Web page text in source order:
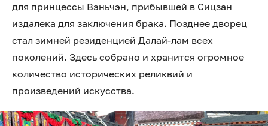
для принцессы Вэньчэн, прибывшей в Сицзан
издалека для заключения брака. Позднее дворец
стал зимней резиденцией Далай-лам всех
поколений. Здесь собрано и хранится огромное
количество исторических реликвий и
произведений искусства.